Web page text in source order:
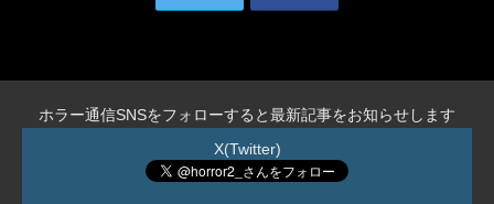
ホラー通信SNSをフォローすると最新記事をお知らせします
X(Twitter)